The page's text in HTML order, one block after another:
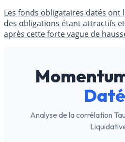
Les fonds obligataires datés ont
des obligations étant attractifs
après cette forte vague de